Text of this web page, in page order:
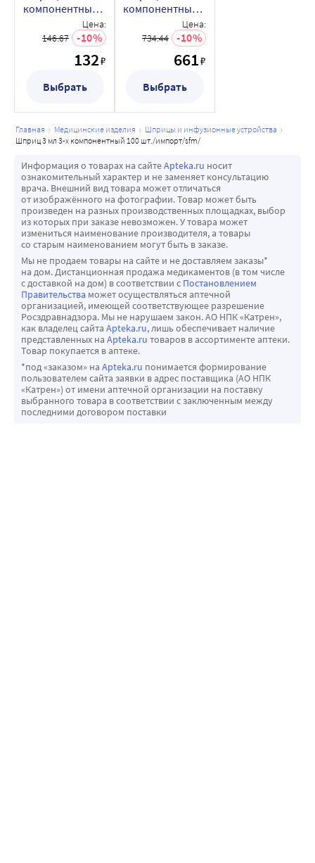
большое значение при необходимости медленных
струйных вливаний, точного дозирования препаратов в
анестезиологии, интенсивной терапии.
• Игла надета на шприц. Шприц упаковывается с надетой
иглой. Таким образом, исключается попадание волокон
Герметичное соединение иглы и шприца исключает
потери лекарственных растворов.
• Прозрачность шприца. Цилиндр шприца абсолютно
прозрачен, чтобы при введении лекарства можно было
контролировать отсутствие воздушных пузырьков
(исключается эмболия мелких сосудов) и оценивать
надлежащий вид лекарственного средства.
• Четкость, контрастность и градуировка шприца. Для
максимально точного соблюдения дозировки шкала
шприца сделана четкой и контрастной черного цвета.
• Безупречность и точность при введении иглы. Иглы
производятся из стали высочайшего качества и имеют
тройную заточку острия. В противовес обычному косому
срезу, острие трехгранной заточки минимизирует
болевые ощущения при инъекции. В процессе
производства иглы подвергаются многоступенчатой
химической обработке, в результате которой острие
иглы становится безупречно отшлифованным и
закаленным. Трубка иглы покрывается силиконом. В
компонентный
импорт/sfm/в
индивидуальной
Цена:
146.67
10
132₽
Выбрать
компонентный
импорт/sfm/
Цена:
734.44
10
661₽
Выбрать
главная медицинские изделия
шприцы и инфузионные устройства
шприц 3 мл 3-х компонентный 100 шт./импорт/sfm/
Информация о товарах на сайтеApteka.ru носит
ознакомительный характер и не заменяет консультацию
врача. Внешний вид товара может отличаться
от изображённого на фотографии. Товар может быть
произведен на разных производственных площадках, выбор
из которых при заказе невозможен. У товара может
измениться наименование производителя, а товары
со старым наименованием могут быть в заказе.
Мы не продаем товары на сайте и не доставляем заказы*
на дом. Дистанционная продажа медикаментов (в том числе
с доставкой на дом) в соответствии с Постановлением
Правительства может осуществляться аптечной
организацией, имеющей соответствующее разрешение
Росздравнадзора. Мы не нарушаем закон. АО НПК «Катрен»,
как владелец сайта Apteka.ru, лишь обеспечивает наличие
представленных на Apteka.ru товаров в ассортименте аптеки.
Товар покупается в аптеке.
*под «заказом» на Apteka.ru понимается формирование
пользователем сайта заявки в адрес поставщика (АО НПК
«Катрен») от имени аптечной организации на поставку
выбранного товара в соответствии с заключенным между
последними договором поставки